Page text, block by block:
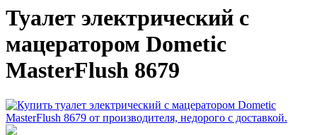
Туалет электрический с
мацератором Dometic
MasterFlush 8679